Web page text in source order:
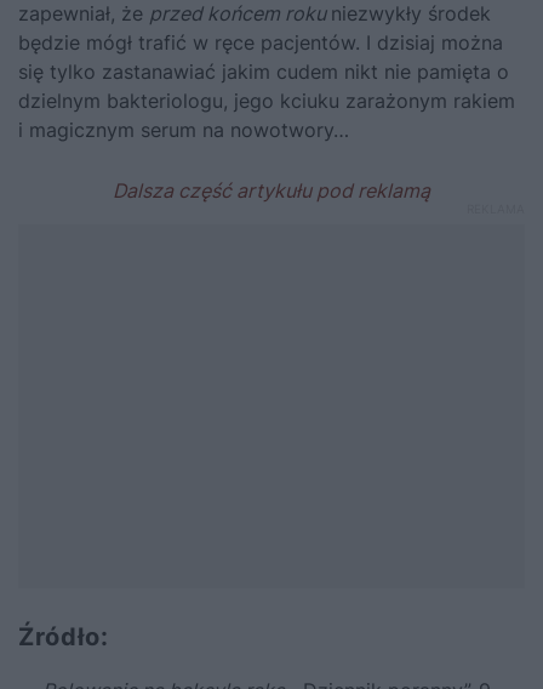
zapewniał, że przed końcem roku niezwykły środek
będzie mógł trafić w ręce pacjentów. I dzisiaj można
się tylko zastanawiać jakim cudem nikt nie pamięta o
dzielnym bakteriologu, jego kciuku zarażonym rakiem
i magicznym serum na nowotwory…
Źródło: